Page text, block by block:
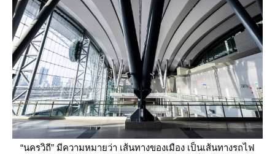
“นครวิถี” มีความหมายว่า เส้นทางของเมือง เป็นเส้นทางรถไฟ